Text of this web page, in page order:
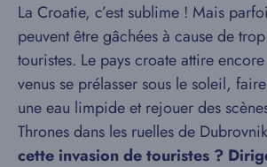
La Croatie, c’est sublime ! Mais
peuvent être gâchées à cause de
touristes. Le pays croate attire
venus se prélasser sous le soleil,
une eau limpide et rejouer des
Thrones dans les ruelles de
cette invasion de touristes ?